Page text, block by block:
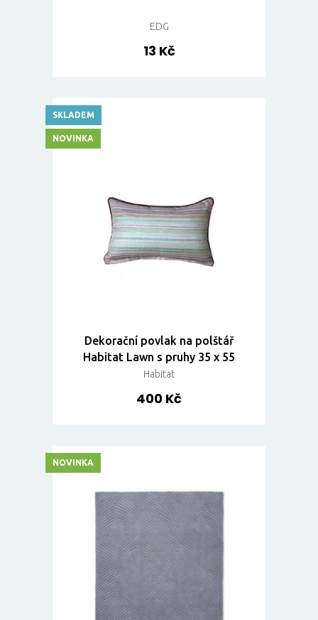
EDG
13 Kč
Dekorační povlak na polštář
Habitat Lawn s pruhy 35 x 55
Habitat
400 Kč
SKLADEM
NOVINKA
NOVINKA